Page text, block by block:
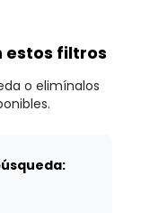
estos filtros
o elimínalos